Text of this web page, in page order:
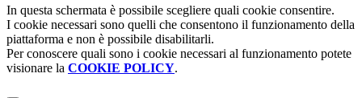
In questa schermata è possibile scegliere quali cookie consentire.
I cookie necessari sono quelli che consentono il funzionamento della
piattaforma e non è possibile disabilitarli.
Per conoscere quali sono i cookie necessari al funzionamento potete
visionare la COOKIE POLICY.